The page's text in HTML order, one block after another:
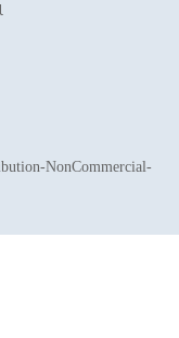
NonCommercial-